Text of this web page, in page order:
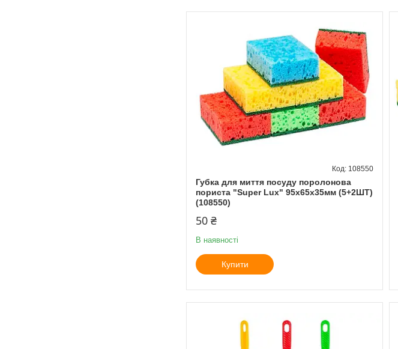
Губка для миття посуду поролонова
пориста "Super Lux" 95х65х35мм (5+2ШТ)
(108550)
108550
50 ₴
В наявності
Купити